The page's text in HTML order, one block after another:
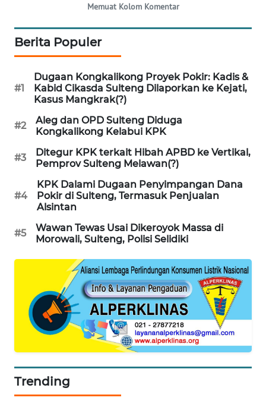
Memuat Kolom Komentar
Berita Populer
#1
Dugaan Kongkalikong Proyek Pokir: Kadis &
Kabid Cikasda Sulteng Dilaporkan ke Kejati,
Kasus Mangkrak(?)
#2
Aleg dan OPD Sulteng Diduga
Kongkalikong Kelabui KPK
#3
Ditegur KPK terkait Hibah APBD ke Vertikal,
Pemprov Sulteng Melawan(?)
#4
KPK Dalami Dugaan Penyimpangan Dana
Pokir di Sulteng, Termasuk Penjualan
Alsintan
#5
Wawan Tewas Usai Dikeroyok Massa di
Morowali, Sulteng, Polisi Selidiki
Trending
NEWS
JAKARTA
NEWS
KRT
NEWS
KARING
JURNAL
NEWS
GARONGGANG
NEWS
FISUELRI
ID
ENERGI
NEWS